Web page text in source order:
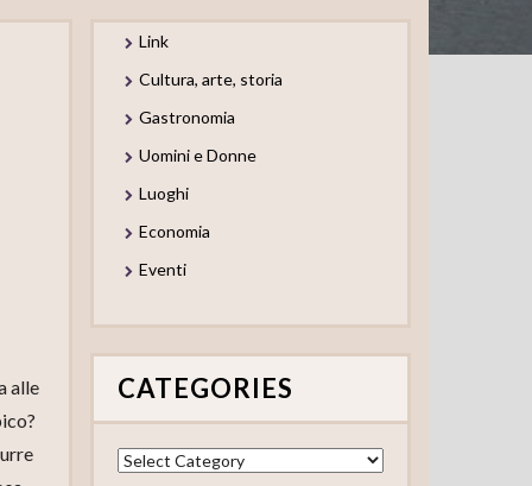
alle
Link
Cultura, arte, storia
Gastronomia
Uomini e Donne
Luoghi
Economia
Eventi
CATEGORIES
Categories